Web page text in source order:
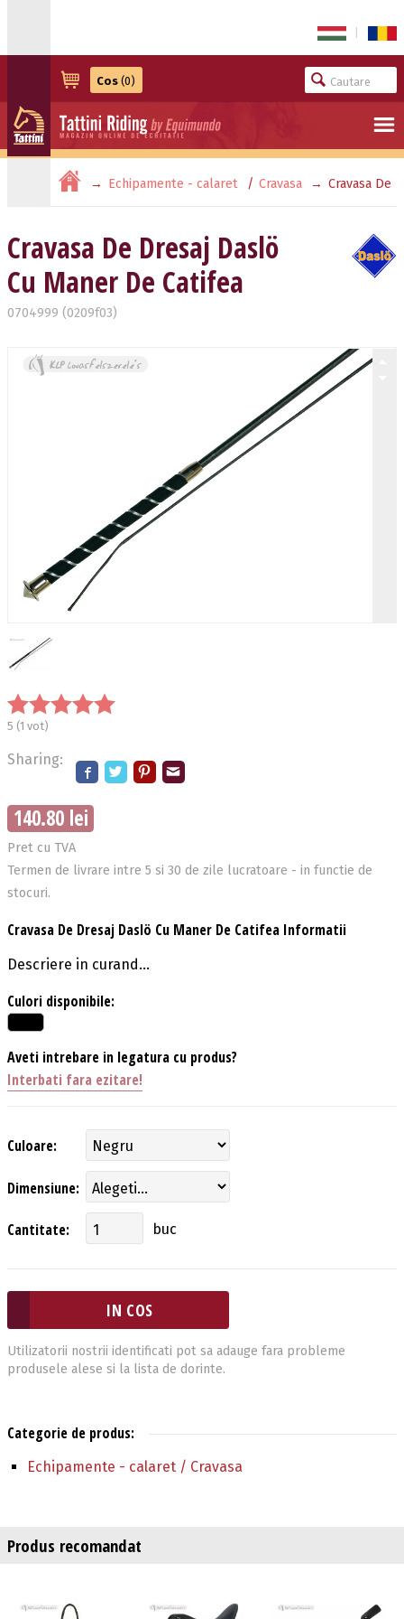
Cos (0)
Echipamente - calaret Cravasa Cravasa De
Cravasa De Dresaj Daslö
Cu Maner De Catifea
0704999 (0209f03)
5 (1 vot)
Sharing:
140.80 lei
Pret cu TVA
Termen de livrare intre 5 si 30 de zile lucratoare - in functie de
stocuri.
Cravasa De Dresaj Daslö Cu Maner De Catifea Informatii
Descriere in curand...
Culori disponibile:
Aveti intrebare in legatura cu produs?
Interbati fara ezitare!
Culoare:
Dimensiune:
Cantitate: buc
Utilizatorii nostrii identificati pot sa adauge fara probleme
produsele alese si la lista de dorinte.
Categorie de produs:
Echipamente - calaret / Cravasa
Produs recomandat